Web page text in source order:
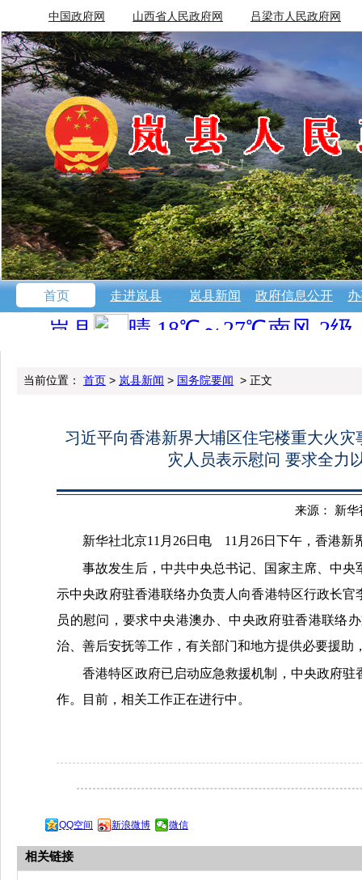
中国政府网 山西省人民政府网 吕梁市人民政府网
首页 走进岚县 岚县新闻 政府信息公开
当前位置： 首页 > 岚县新闻 > 国务院要闻 > 正文
习近平向香港新界大埔区住宅楼重大火
灾人员表示慰问 要求全力
来源： 新
新华社北京11月26日电 11月26日下午，香港新
事故发生后，中共中央总书记、国家主席、中
示中央政府驻香港联络办负责人向香港特区行政长
员的慰问，要求中央港澳办、中央政府驻香港联络
治、善后安抚等工作，有关部门和地方提供必要援助
香港特区政府已启动应急救援机制，中央政府
作。目前，相关工作正在进行中。
QQ空间 新浪微博 微信
相关链接